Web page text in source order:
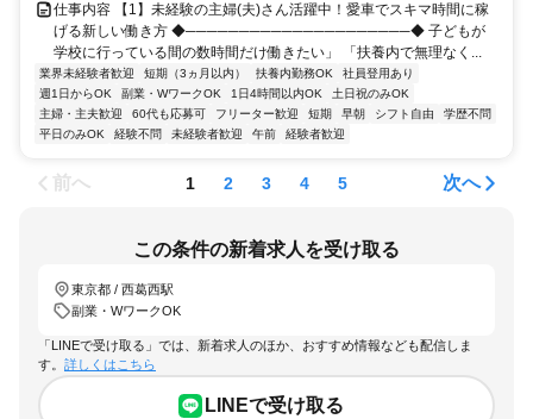
仕事内容 【1】未経験の主婦(夫)さん活躍中！愛車でスキマ時間に稼
げる新しい働き方 ◆─────────────────────◆ 子どもが
学校に行っている間の数時間だけ働きたい」 「扶養内で無理なく...
業界未経験者歓迎 短期（3ヵ月以内） 扶養内勤務OK
社員登用あり
週1日からOK
副業・WワークOK 1日4時間以内OK
土日祝のみOK
主婦・主夫歓迎
60代も応募可 フリーター歓迎 短期 早朝 シフト自由
学歴不問
平日のみOK
経験不問 未経験者歓迎 午前 経験者歓迎
前へ 1 2 3 4 5 次へ
この条件の新着求人を受け取る
東京都 / 西葛西駅
副業・WワークOK
「LINEで受け取る」では、新着求人のほか、おすすめ情報なども配信しま
す。 詳しくはこちら
LINEで受け取る